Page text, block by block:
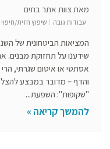
מאת צוות אתר בתים
עבודות גובה שיפוץ חזית/
המציאות הביטחונית של
שידענו על תחזוקת מבנים.
אסתטי או איטום שגרתי, הרי
והדף – מדובר במבצע
"שקופות": השפעת...
להמשך קריאה »